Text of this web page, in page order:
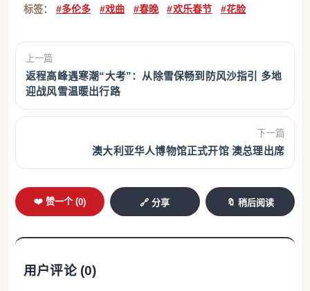
标签： #多伦多 #戏曲 #春晚 #欢乐春节 #花脸
上一篇
返程高峰遇寒潮“大考”：从除雪保畅到防风沙指引 多地
迎战风雪温暖出行路
下一篇
澳大利亚华人博物馆正式开馆 澳总理出席
❤️ 赞一个 (0) 🔗 分享 🔖 稍后阅读
用户评论 (0)